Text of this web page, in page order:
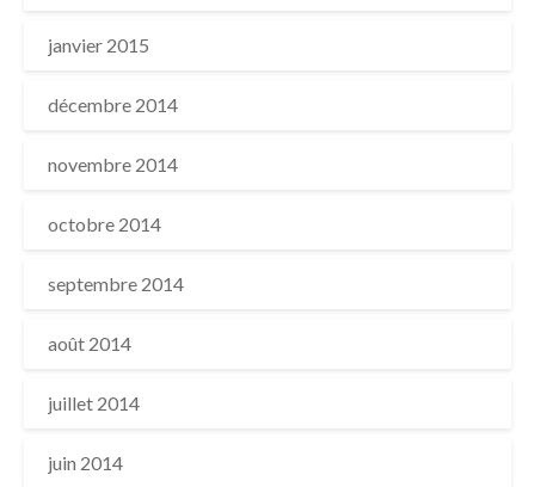
janvier 2015
décembre 2014
novembre 2014
octobre 2014
septembre 2014
août 2014
juillet 2014
juin 2014